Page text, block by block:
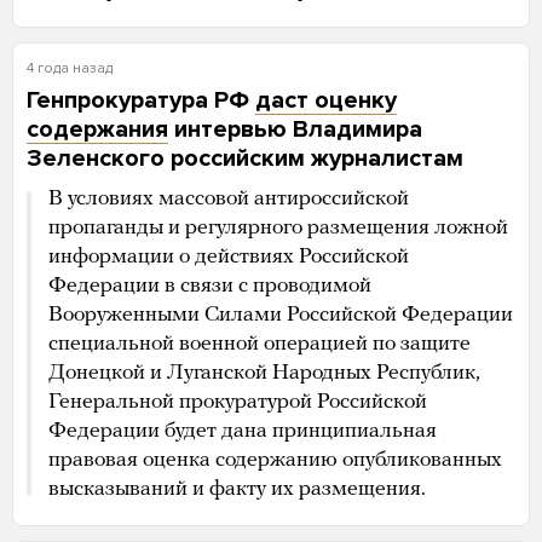
4 года назад
Генпрокуратура РФ даст оценку
содержания интервью Владимира
Зеленского российским журналистам
В условиях массовой антироссийской
пропаганды и регулярного размещения ложной
информации о действиях Российской
Федерации в связи с проводимой
Вооруженными Силами Российской Федерации
специальной военной операцией по защите
Донецкой и Луганской Народных Республик,
Генеральной прокуратурой Российской
Федерации будет дана принципиальная
правовая оценка содержанию опубликованных
высказываний и факту их размещения.